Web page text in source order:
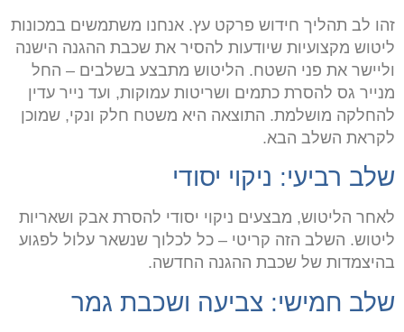
זהו לב תהליך חידוש פרקט עץ. אנחנו משתמשים במכונות
ליטוש מקצועיות שיודעות להסיר את שכבת ההגנה הישנה
וליישר את פני השטח. הליטוש מתבצע בשלבים – החל
מנייר גס להסרת כתמים ושריטות עמוקות, ועד נייר עדין
להחלקה מושלמת. התוצאה היא משטח חלק ונקי, שמוכן
לקראת השלב הבא.
שלב רביעי: ניקוי יסודי
לאחר הליטוש, מבצעים ניקוי יסודי להסרת אבק ושאריות
ליטוש. השלב הזה קריטי – כל לכלוך שנשאר עלול לפגוע
בהיצמדות של שכבת ההגנה החדשה.
שלב חמישי: צביעה ושכבת גמר